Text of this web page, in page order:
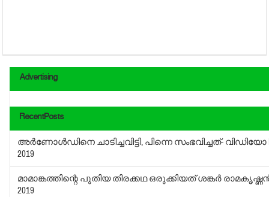
Advertising
RecentPosts
അര്‍ണോള്‍ഡിനെ ചാടിച്ചവിട്ടി, പിന്നെ സംഭവിച്ചത്- വിഡിയോ
2019
മാമാങ്കത്തിന്റെ പുതിയ തിരക്കഥ ഒരുക്കിയത് ശങ്കര്‍
2019